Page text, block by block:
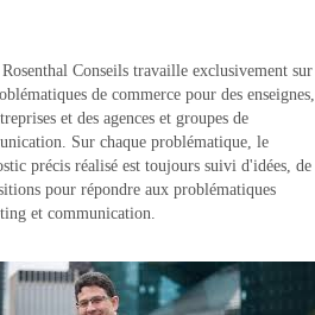
Conseils travaille exclusivement sur
de commerce pour des enseignes,
et des agences et groupes de
Sur chaque problématique, le
précis réalisé est toujours suivi d'idées, de
pour répondre aux problématiques
et communication.